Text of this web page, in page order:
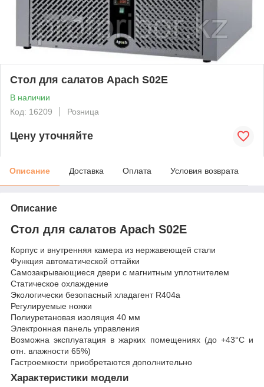
Стол для салатов Apach S02E
В наличии
Код: 16209
Розница
Цену уточняйте
Описание Доставка Оплата Условия возврата
Описание
Стол для салатов Apach S02E
Корпус и внутренняя камера из нержавеющей стали
Функция автоматической оттайки
Самозакрывающиеся двери с магнитным уплотнителем
Статическое охлаждение
Экологически безопасный хладагент R404a
Регулируемые ножки
Полиуретановая изоляция 40 мм
Электронная панель управления
Возможна эксплуатация в жарких помещениях (до +43°С и
отн. влажности 65%)
Гастроемкости приобретаются дополнительно
Характеристики модели